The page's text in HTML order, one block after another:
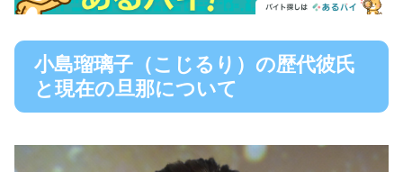
小島瑠璃子（こじるり）の歴代彼氏
と現在の旦那について